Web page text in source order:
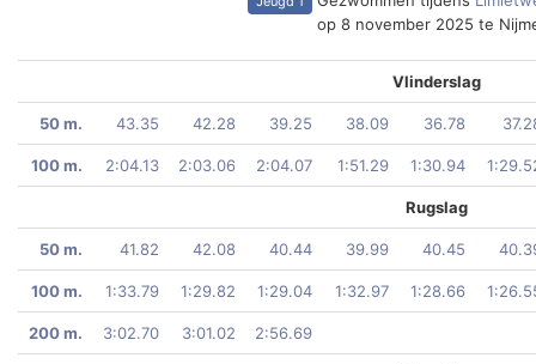
op 8 november 2025 te
Vlinderslag
50 m. 43.35 42.28 39.25 38.09 36.78
100 m. 2:04.13 2:03.06 2:04.07 1:51.29 1:30.94
Rugslag
50 m. 41.82 42.08 40.44 39.99 40.45
100 m. 1:33.79 1:29.82 1:29.04 1:32.97 1:28.66
200 m. 3:02.70 3:01.02 2:56.69